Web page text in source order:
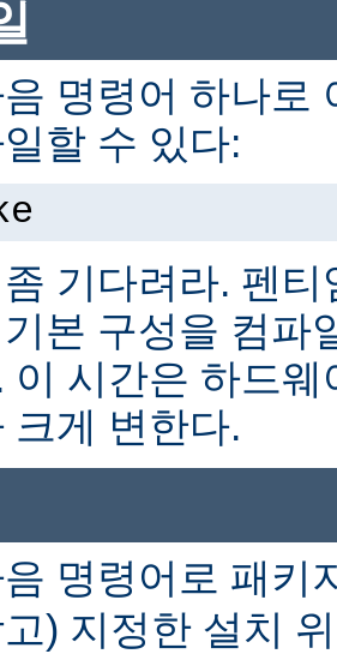
명령어 하나로
할 수 있다:
기다려라. 펜
본 구성을 컴파
이 시간은 하드
크게 변한다.
명령어로 패키
) 지정한 설치